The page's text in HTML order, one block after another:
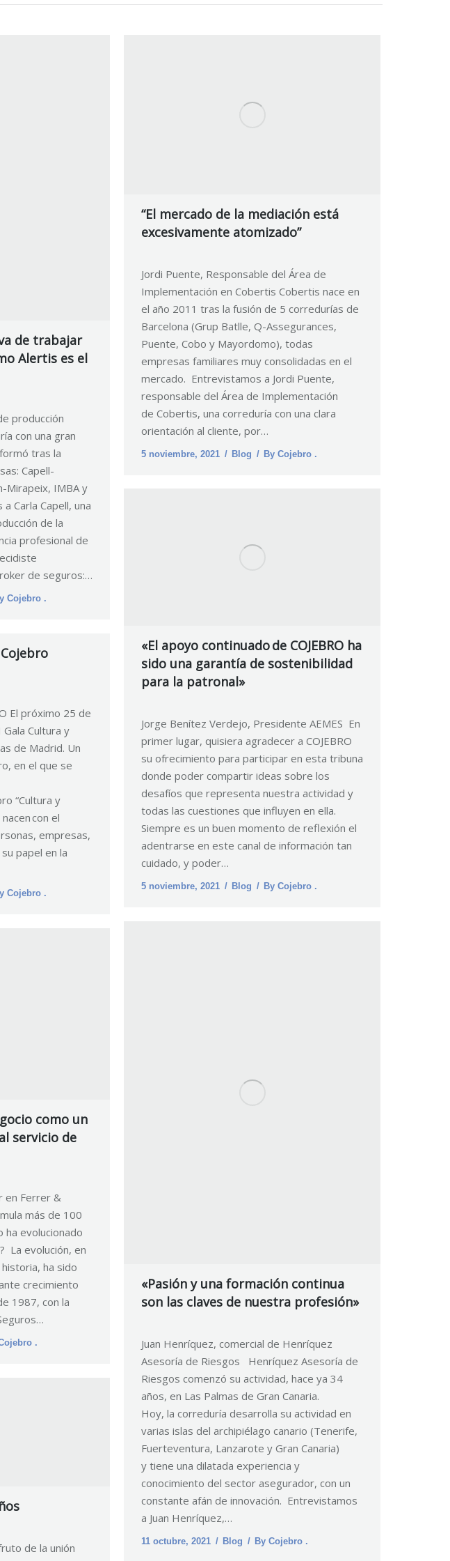
de trabajar
Alertis es el
producción
con una gran
tras la
Capell-
Mirapeix, IMBA y
Carla Capell, una
de la
profesional de
de seguros:…
Cojebro .
“El mercado de la mediación está
excesivamente atomizado”
Jordi Puente, Responsable del Área de
Implementación en Cobertis Cobertis nace en
el año 2011 tras la fusión de 5 corredurías de
Barcelona (Grup Batlle, Q-Assegurances,
Puente, Cobo y Mayordomo), todas
empresas familiares muy consolidadas en el
mercado. Entrevistamos a Jordi Puente,
responsable del Área de Implementación
de Cobertis, una correduría con una clara
orientación al cliente, por…
5 noviembre, 2021 Blog By Cojebro .
«El apoyo continuado de COJEBRO ha
sido una garantía de sostenibilidad
para la patronal»
Jorge Benítez Verdejo, Presidente AEMES En
primer lugar, quisiera agradecer a COJEBRO
su ofrecimiento para participar en esta tribuna
donde poder compartir ideas sobre los
desafíos que representa nuestra actividad y
todas las cuestiones que influyen en ella.
Siempre es un buen momento de reflexión el
adentrarse en este canal de información tan
cuidado, y poder…
5 noviembre, 2021 Blog By Cojebro .
El próximo 25 de
Cultura y
de Madrid. Un
en el que se
“Cultura y
con el
empresas,
papel en la
Cojebro .
«Pasión y una formación continua
son las claves de nuestra profesión»
Juan Henríquez, comercial de Henríquez
Asesoría de Riesgos Henríquez Asesoría de
Riesgos comenzó su actividad, hace ya 34
años, en Las Palmas de Gran Canaria.
Hoy, la correduría desarrolla su actividad en
varias islas del archipiélago canario (Tenerife,
Fuerteventura, Lanzarote y Gran Canaria)
y tiene una dilatada experiencia y
conocimiento del sector asegurador, con un
constante afán de innovación. Entrevistamos
a Juan Henríquez,…
11 octubre, 2021 Blog By Cojebro .
como un
servicio de
en Ferrer &
más de 100
ha evolucionado
La evolución, en
ha sido
crecimiento
1987, con la
.
de la unión